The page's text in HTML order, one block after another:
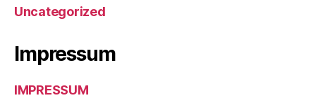
Uncategorized
Impressum
IMPRESSUM